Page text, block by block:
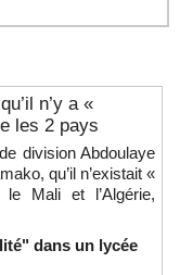
n’y a «
les 2 pays
division Abdoulaye
qu’il n’existait «
Mali et l’Algérie,
dans un lycée